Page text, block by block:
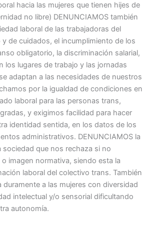
hacia las mujeres que tienen hijes de
no libre) DENUNCIAMOS también
laboral de las trabajadoras del
de cuidados, el incumplimiento de los
obligatorio, la discriminación salarial,
los lugares de trabajo y las jornadas
adaptan a las necesidades de nuestros
por la igualdad de condiciones en
laboral para las personas trans,
y exigimos facilidad para hacer
identidad sentida, en los datos de los
administrativos. DENUNCIAMOS la
sociedad que nos rechaza si no
imagen normativa, siendo esta la
laboral del colectivo trans. También
duramente a las mujeres con diversidad
intelectual y/o sensorial dificultando
autonomía.